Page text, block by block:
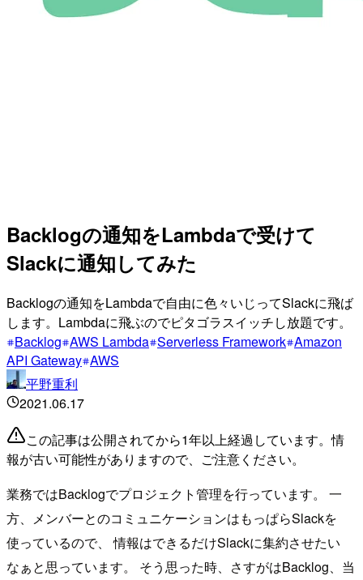
Backlogの通知をLambdaで受けて
Slackに通知してみた
Backlogの通知をLambdaで自由に色々いじってSlackに飛ば
します。Lambdaに飛ぶのでピタゴラスイッチし放題です。
Backlog AWS Lambda Serverless Framework Amazon
API Gateway AWS
平野重利
2021.06.17
この記事は公開されてから1年以上経過しています。情
報が古い可能性がありますので、ご注意ください。
業務ではBacklogでプロジェクト管理を行っています。 一
方、メンバーとのコミュニケーションはもっぱらSlackを
使っているので、 情報はできるだけSlackに集約させたい
なぁと思っています。 そう思った時、さすがはBacklog、当